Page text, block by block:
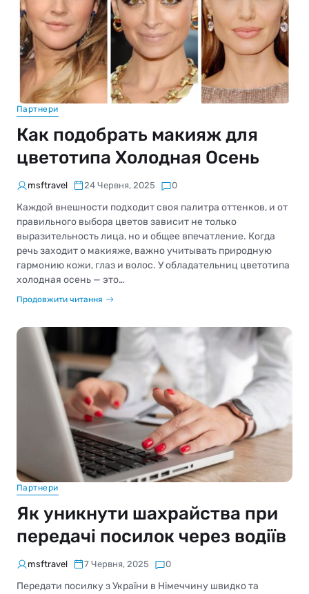
Партнери
Как подобрать макияж для
цветотипа Холодная Осень
msftravel 24 Червня, 2025 0
Каждой внешности подходит своя палитра оттенков, и от
правильного выбора цветов зависит не только
выразительность лица, но и общее впечатление. Когда
речь заходит о макияже, важно учитывать природную
гармонию кожи, глаз и волос. У обладательниц цветотипа
холодная осень — это…
Продовжити читання
Партнери
Як уникнути шахрайства при
передачі посилок через водіїв
msftravel 7 Червня, 2025 0
Передати посилку з України в Німеччину швидко та